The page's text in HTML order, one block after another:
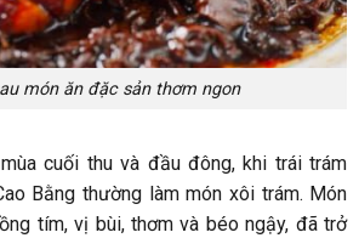
món ăn đặc sản thơm ngon
cuối thu và đầu đông, khi trái trám
Bằng thường làm món xôi trám. Món
tím, vị bùi, thơm và béo ngậy, đã trở